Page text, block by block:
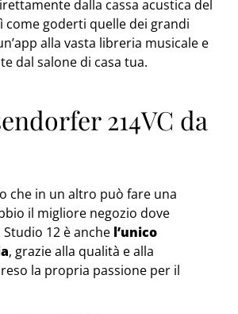
dalla cassa acustica del
come goderti quelle dei grandi
alla vasta libreria musicale e
dal salone di casa tua.
214VC da
che in un altro può fare una
il migliore negozio dove
12 è anche l’unico
, grazie alla qualità e alla
la propria passione per il